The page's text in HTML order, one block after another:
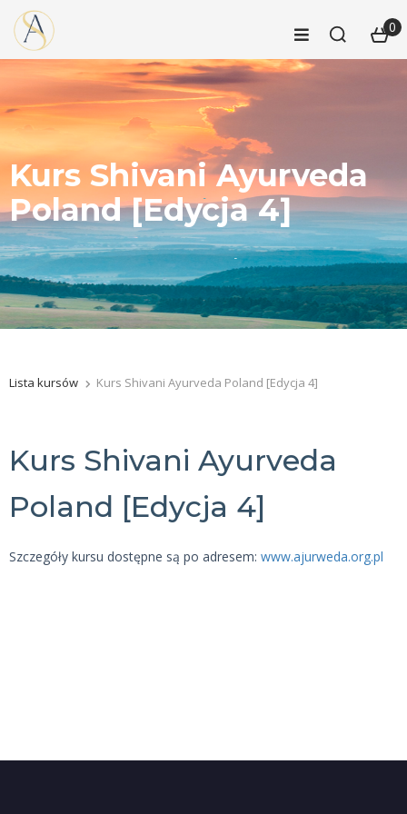
0
Kurs Shivani Ayurveda
Poland [Edycja 4]
Lista kursów Kurs Shivani Ayurveda Poland [Edycja 4]
Kurs Shivani Ayurveda
Poland [Edycja 4]
Szczegóły kursu dostępne są po adresem: www.ajurweda.org.pl